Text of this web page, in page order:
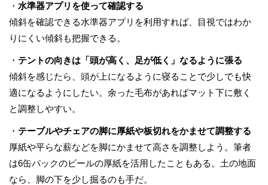
・ 水準器アプリを使って確認する
傾斜を確認できる水準器アプリを利用すれば、目視ではわか
りにくい傾斜も把握できる。
・ テントの向きは「頭が高く、足が低く」なるように張る
傾斜を感じたら、頭が上になるように寝ることで少しでも快
適になるようにしたい。余った毛布があればマット下に敷く
と調整しやすい。
・ テーブルやチェアの脚に厚紙や板切れをかませて調整する
厚紙や平らな薪などを脚にかませて高さを調整しよう。筆者
は6缶パックのビールの厚紙を活用したこともある。土の地面
なら、脚の下を少し掘るのも手だ。